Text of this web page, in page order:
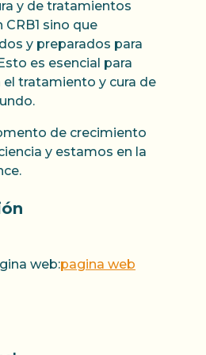
y de tratamientos
sino que
y preparados para
es esencial para
el tratamiento y cura de
de crecimiento
y estamos en la
web:pagina web